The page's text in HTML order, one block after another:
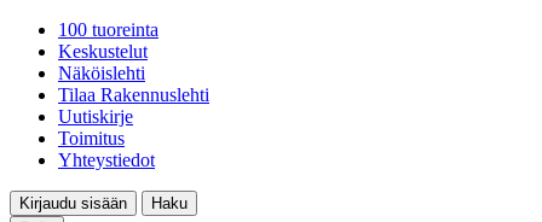
100 tuoreinta
Keskustelut
Näköislehti
Tilaa Rakennuslehti
Uutiskirje
Toimitus
Yhteystiedot
Kirjaudu sisään
Haku